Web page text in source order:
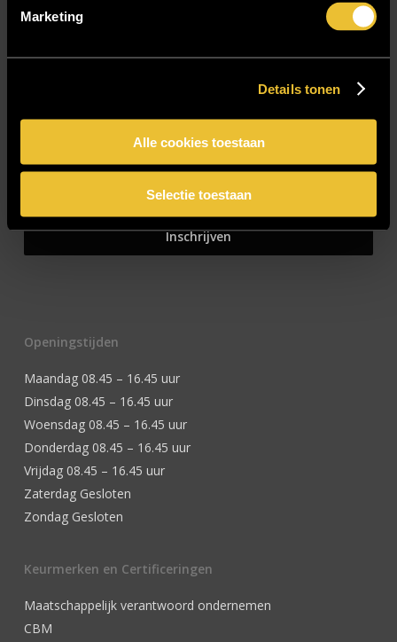
Marketing
Details tonen
Alle cookies toestaan
Selectie toestaan
Openingstijden
Maandag 08.45 – 16.45 uur
Dinsdag 08.45 – 16.45 uur
Woensdag 08.45 – 16.45 uur
Donderdag 08.45 – 16.45 uur
Vrijdag 08.45 – 16.45 uur
Zaterdag Gesloten
Zondag Gesloten
Keurmerken en Certificeringen
Maatschappelijk verantwoord ondernemen
CBM